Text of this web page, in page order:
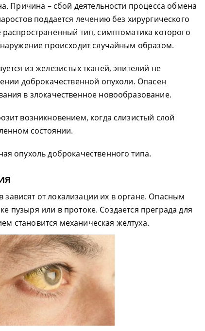
Причина – сбой деятельности процесса обмена
поддается лечению без хирургического
тип, симптоматика которого
происходит случайным образом.
из железистых тканей, эпителий не
доброкачественной опухоли. Опасен
в злокачественное новообразование.
возникновением, когда слизистый слой
состоянии.
опухоль доброкачественного типа.
от локализации их в органе. Опасным
пузыря или в протоке. Создается преграда для
становится механическая желтуха.